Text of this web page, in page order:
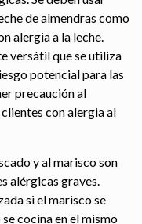
de almendras como
alergia a la leche.
versátil que se utiliza
potencial para las
precaución al
con alergia al
y al marisco son
alérgicas graves.
si el marisco se
cocina en el mismo